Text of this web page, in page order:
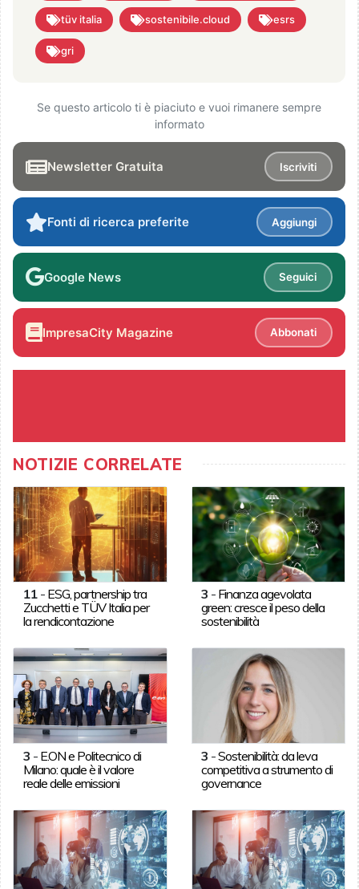
tüv italia sostenibile.cloud esrs
gri
Se questo articolo ti è piaciuto e vuoi rimanere sempre
informato
Newsletter Gratuita Iscriviti
Fonti di ricerca preferite Aggiungi
Google News Seguici
ImpresaCity Magazine Abbonati
NOTIZIE CORRELATE
11- ESG, partnership tra
Zucchetti e TÜV Italia per
la rendicontazione
3 - Finanza agevolata
green: cresce il peso della
sostenibilità
3 - E.ON e Politecnico di
Milano: quale è il valore
reale delle emissioni
3 -Sostenibilità: da leva
competitiva a strumento di
governance